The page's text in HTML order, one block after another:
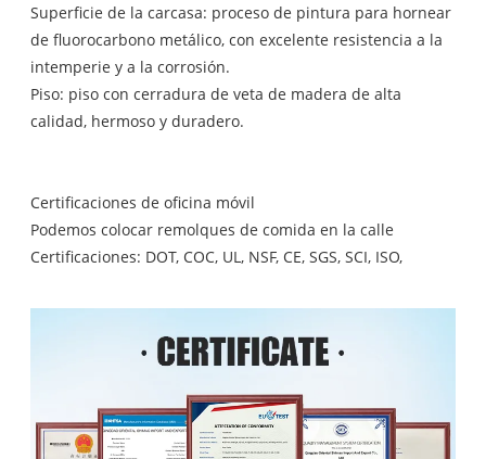
Superficie de la carcasa: proceso de pintura para hornear
de fluorocarbono metálico, con excelente resistencia a la
intemperie y a la corrosión.
Piso: piso con cerradura de veta de madera de alta
calidad, hermoso y duradero.
Certificaciones de oficina móvil
Podemos colocar remolques de comida en la calle
Certificaciones: DOT, COC, UL, NSF, CE, SGS, SCI, ISO,